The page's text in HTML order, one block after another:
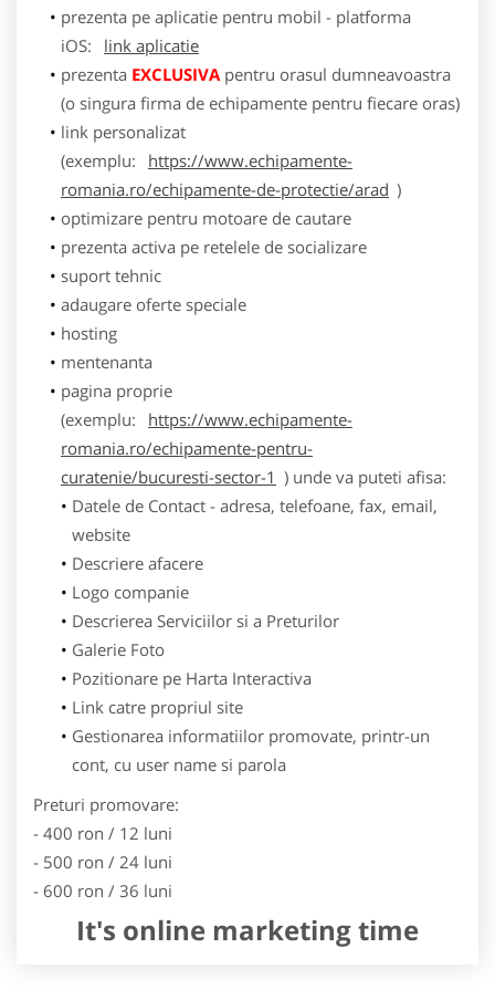
prezenta pe aplicatie pentru mobil - platforma
iOS:
link aplicatie
prezenta EXCLUSIVApentru orasul dumneavoastra
(o singura firma de echipamente pentru fiecare oras)
link personalizat
(exemplu:
https://www.echipamente-
romania.ro/echipamente-de-protectie/arad )
optimizare pentru motoare de cautare
prezenta activa pe retelele de socializare
suport tehnic
adaugare oferte speciale
hosting
mentenanta
pagina proprie
(exemplu:
https://www.echipamente-
romania.ro/echipamente-pentru-
curatenie/bucuresti-sector-1 ) unde va puteti afisa:
Datele de Contact - adresa, telefoane, fax, email,
website
Descriere afacere
Logo companie
Descrierea Serviciilor si a Preturilor
Galerie Foto
Pozitionare pe Harta Interactiva
Link catre propriul site
Gestionarea informatiilor promovate, printr-un
cont, cu user name si parola
Preturi promovare:
- 400 ron / 12 luni
- 500 ron / 24 luni
- 600 ron / 36 luni
It's online marketing time